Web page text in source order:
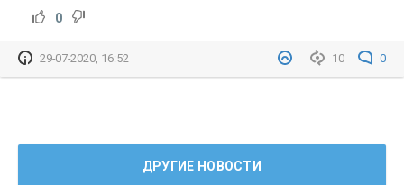
0
10 0
29-07-2020, 16:52
ДРУГИЕ НОВОСТИ